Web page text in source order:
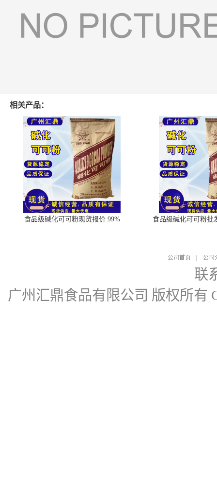
相关产品：
食品级碱化可可粉现货报价 99% 食品级碱化可可粉批
公司首页 公司
联
广州汇鼎食品有限公司 版权所有